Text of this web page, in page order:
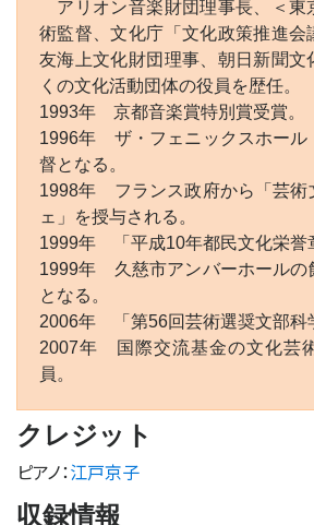
アリオン音楽財団理事長、＜東
術監督、文化庁「文化政策推進会
友海上文化財団理事、朝日新聞文
くの文化活動団体の役員を歴任。
1993年 京都音楽賞特別賞受賞。
1996年 ザ・フェニックスホール
督となる。
1998年 フランス政府から「芸術
ェ」を授与される。
1999年 「平成10年都民文化栄誉
1999年 久慈市アンバーホールの
となる。
2006年 「第56回芸術選奨文部科
2007年 国際交流基金の文化芸
員。
クレジット
ピアノ：江戸京子
収録情報